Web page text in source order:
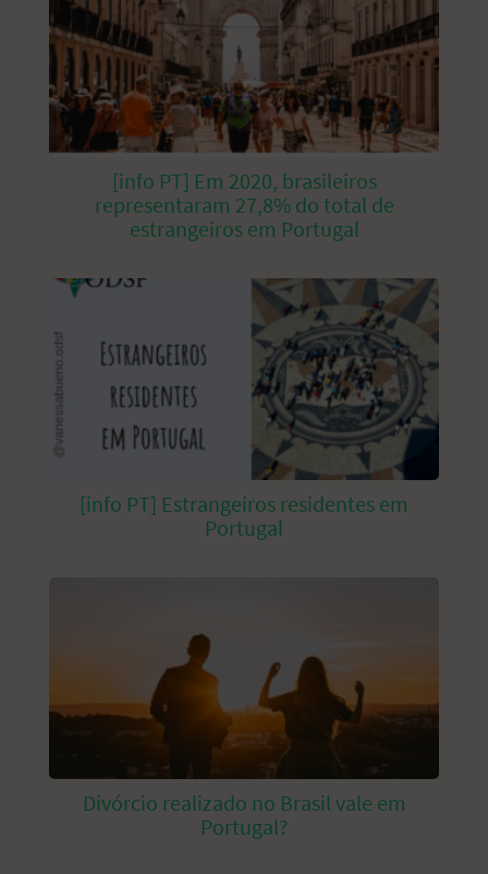
[info PT] Em 2020, brasileiros
representaram 27,8% do total de
estrangeiros em Portugal
[info PT] Estrangeiros residentes em
Portugal
Divórcio realizado no Brasil vale em
Portugal?